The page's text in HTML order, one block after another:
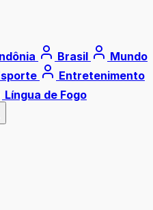
Brasil
Mundo
Entretenimento
Língua de Fogo